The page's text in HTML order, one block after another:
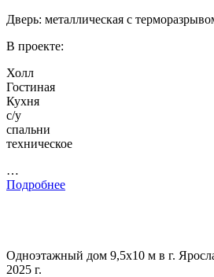
Дверь: металлическая с
В проекте:
Холл
Гостиная
Кухня
с/у
спальни
техническое
…
Подробнее
Одноэтажный дом 9,5х10 м в г.
2025 г.